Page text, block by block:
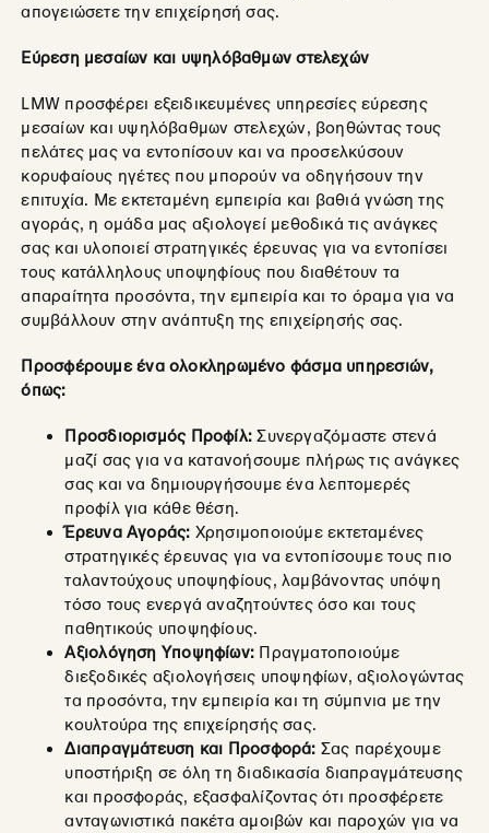
απογειώσετε την επιχείρησή σας.
Εύρεση μεσαίων και υψηλόβαθμων στελεχών
LMW προσφέρει εξειδικευμένες υπηρεσίες εύρεσης
μεσαίων και υψηλόβαθμων στελεχών, βοηθώντας τους
πελάτες μας να εντοπίσουν και να προσελκύσουν
κορυφαίους ηγέτες που μπορούν να οδηγήσουν την
επιτυχία. Με εκτεταμένη εμπειρία και βαθιά γνώση της
αγοράς, η ομάδα μας αξιολογεί μεθοδικά τις ανάγκες
σας και υλοποιεί στρατηγικές έρευνας για να εντοπίσει
τους κατάλληλους υποψηφίους που διαθέτουν τα
απαραίτητα προσόντα, την εμπειρία και το όραμα για να
συμβάλλουν στην ανάπτυξη της επιχείρησής σας.
Προσφέρουμε ένα ολοκληρωμένο φάσμα υπηρεσιών,
όπως:
Προσδιορισμός Προφίλ: Συνεργαζόμαστε στενά
μαζί σας για να κατανοήσουμε πλήρως τις ανάγκες
σας και να δημιουργήσουμε ένα λεπτομερές
προφίλ για κάθε θέση.
Έρευνα Αγοράς: Χρησιμοποιούμε εκτεταμένες
στρατηγικές έρευνας για να εντοπίσουμε τους πιο
ταλαντούχους υποψηφίους, λαμβάνοντας υπόψη
τόσο τους ενεργά αναζητούντες όσο και τους
παθητικούς υποψηφίους.
Αξιολόγηση Υποψηφίων: Πραγματοποιούμε
διεξοδικές αξιολογήσεις υποψηφίων, αξιολογώντας
τα προσόντα, την εμπειρία και τη σύμπνια με την
κουλτούρα της επιχείρησής σας.
Διαπραγμάτευση και Προσφορά: Σας παρέχουμε
υποστήριξη σε όλη τη διαδικασία διαπραγμάτευσης
και προσφοράς, εξασφαλίζοντας ότι προσφέρετε
ανταγωνιστικά πακέτα αμοιβών και παροχών για να